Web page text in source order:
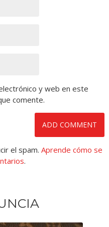
y web en este
comente.
el spam. Aprende cómo se
.